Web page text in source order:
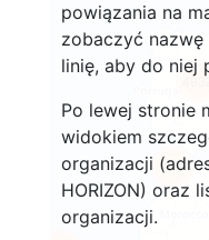
powiązania na
zobaczyć
linię, aby do niej
Po lewej stronie
widokiem
organizacji
HORIZON) oraz
organizacji.
111
4932